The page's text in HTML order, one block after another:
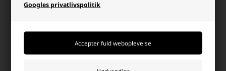
Googles privatlivspolitik